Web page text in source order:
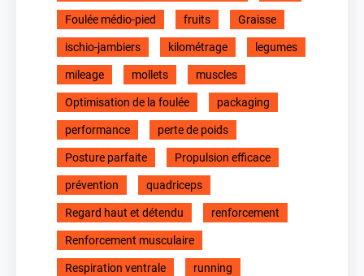
Foulée médio-pied fruits Graisse
ischio-jambiers kilométrage legumes
mileage mollets muscles
Optimisation de la foulée packaging
performance perte de poids
Posture parfaite Propulsion efficace
prévention quadriceps
Regard haut et détendu renforcement
Renforcement musculaire
Respiration ventrale running